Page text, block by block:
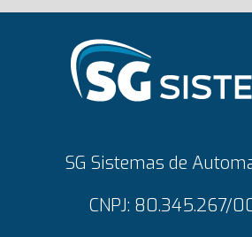
SG Sistemas de
CNPJ: 80.345.267/